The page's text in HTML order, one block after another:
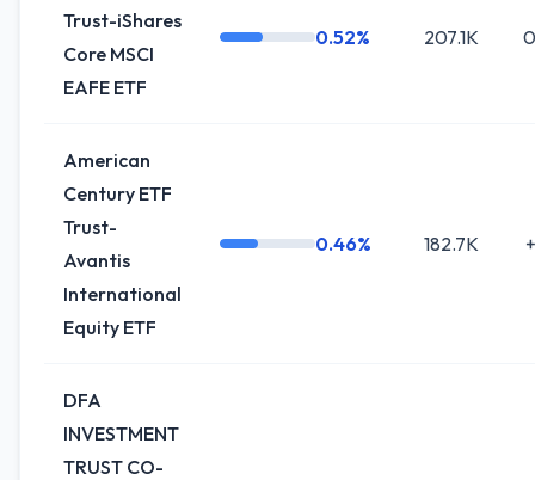
Trust-iShares
Core MSCI
EAFE ETF
0.52% 207.1K
American
Century ETF
Trust-
Avantis
International
Equity ETF
0.46% 182.7K
DFA
INVESTMENT
TRUST CO-